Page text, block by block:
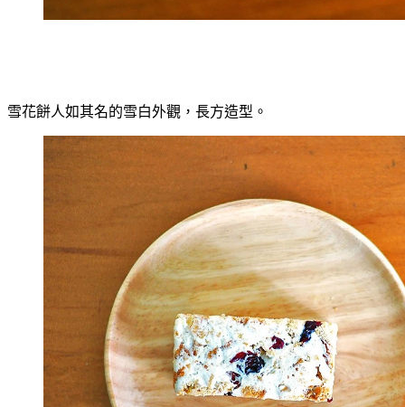
雪花餅人如其名的雪白外觀，長方造型。